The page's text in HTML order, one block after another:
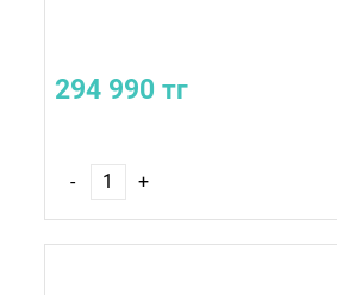
294 990 тг
- +